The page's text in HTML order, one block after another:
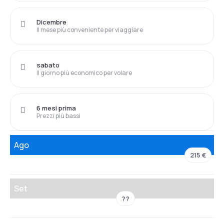
Il mese più conveniente per viaggiare
Dicembre
Il giorno più economico per volare
sabato
Prezzi più bassi
6 mesi prima
Ago
215 €
Set
??